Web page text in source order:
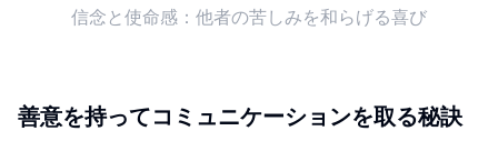
信念と使命感：他者の苦しみを和らげる喜び
善意を持ってコミュニケーションを取る秘訣